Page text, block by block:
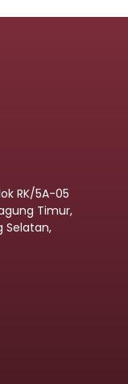
RK/5A-05
Timur,
Selatan,